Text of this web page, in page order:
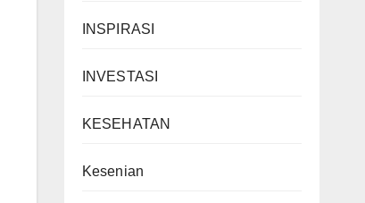
INSPIRASI
INVESTASI
KESEHATAN
Kesenian